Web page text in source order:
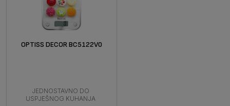
OPTISS DECOR BC5122V0
JEDNOSTAVNO DO
USPJEŠNOG KUHANJA